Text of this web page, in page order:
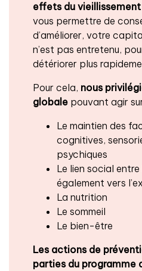
effets du vieillissement
vous permettre de
d’améliorer, votre
n’est pas entretenu,
détériorer plus
Pour cela, nous
globale pouvant agir
Le maintien des
cognitives,
psychiques
Le lien social entre
également vers
La nutrition
Le sommeil
Le bien-être
Les actions de
parties du programme